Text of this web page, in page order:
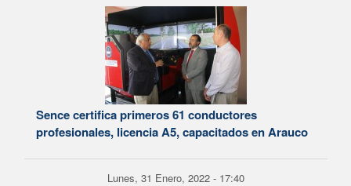
Sence certifica primeros 61 conductores
profesionales, licencia A5, capacitados en Arauco
Lunes, 31 Enero, 2022 - 17:40